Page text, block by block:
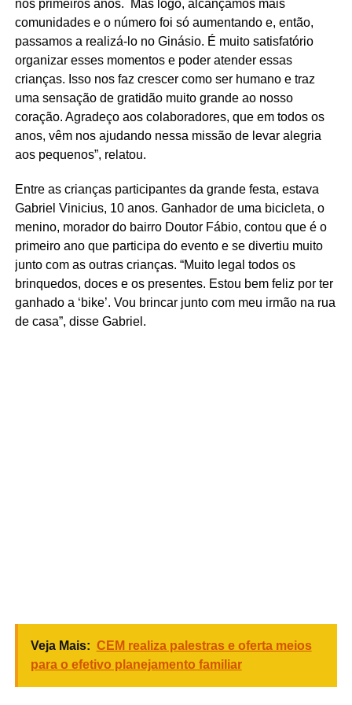
nos primeiros anos. Mas logo, alcançamos mais
comunidades e o número foi só aumentando e, então,
passamos a realizá-lo no Ginásio. É muito satisfatório
organizar esses momentos e poder atender essas
crianças. Isso nos faz crescer como ser humano e traz
uma sensação de gratidão muito grande ao nosso
coração. Agradeço aos colaboradores, que em todos os
anos, vêm nos ajudando nessa missão de levar alegria
aos pequenos”, relatou.
Entre as crianças participantes da grande festa, estava
Gabriel Vinicius, 10 anos. Ganhador de uma bicicleta, o
menino, morador do bairro Doutor Fábio, contou que é o
primeiro ano que participa do evento e se divertiu muito
junto com as outras crianças. “Muito legal todos os
brinquedos, doces e os presentes. Estou bem feliz por ter
ganhado a ‘bike’. Vou brincar junto com meu irmão na rua
de casa”, disse Gabriel.
Veja Mais: CEM realiza palestras e oferta meios
para o efetivo planejamento familiar